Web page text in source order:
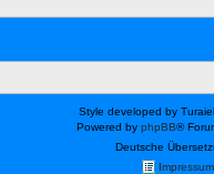
Style developed by
Powered by phpBB®
Deutsche